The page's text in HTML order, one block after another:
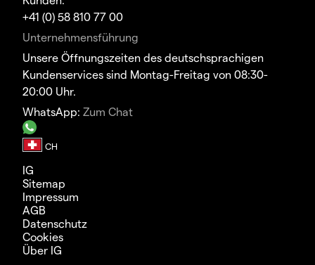
+41 (0) 58 810 77 00
Unternehmensführung
Unsere Öffnungszeiten des deutschsprachigen
Kundenservices sind Montag-Freitag von 08:30-
20:00 Uhr.
WhatsApp: Zum Chat
IG
Sitemap
Impressum
AGB
Datenschutz
Cookies
Über IG